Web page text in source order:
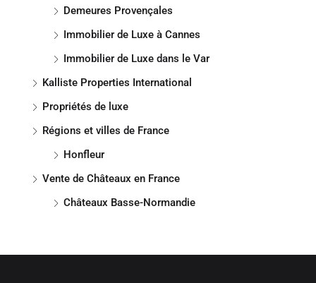
Demeures Provençales
Immobilier de Luxe à Cannes
Immobilier de Luxe dans le Var
Kalliste Properties International
Propriétés de luxe
Régions et villes de France
Honfleur
Vente de Châteaux en France
Châteaux Basse-Normandie